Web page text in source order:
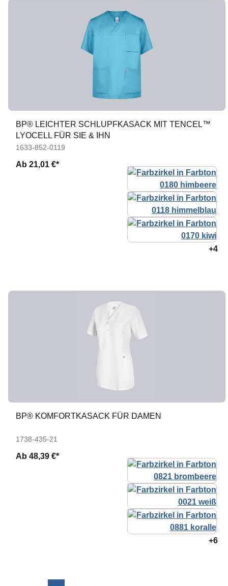
BP® LEICHTER SCHLUPFKASACK MIT TENCEL™
LYOCELL FÜR SIE & IHN
1633-852-0119
Ab 21,01 €*
+4
BP® KOMFORTKASACK FÜR DAMEN
1738-435-21
Ab 48,39 €*
+6